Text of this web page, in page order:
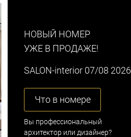
НОВЫЙ НОМЕР
УЖЕ В ПРОДАЖЕ!
SALON-interior 07/08 2026
Что в номере
Вы профессиональный
архитектор или дизайнер?